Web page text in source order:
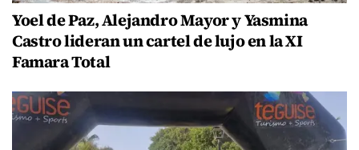
Yoel de Paz, Alejandro Mayor y Yasmina
Castro lideran un cartel de lujo en la XI
Famara Total